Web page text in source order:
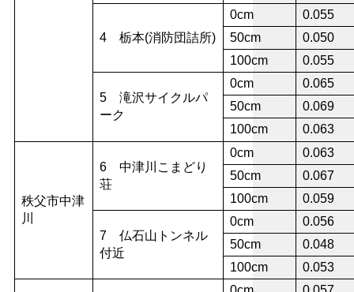
4 栃本(消防団詰所)
0cm
0.055
50cm
0.050
100cm
0.055
5 滝沢サイクルパ
ーク
0cm
0.065
50cm
0.069
100cm
0.063
秩父市中津
川
6 中津川こまどり
荘
0cm
0.063
50cm
0.067
100cm
0.059
7 仏石山トンネル
付近
0cm
0.056
50cm
0.048
100cm
0.053